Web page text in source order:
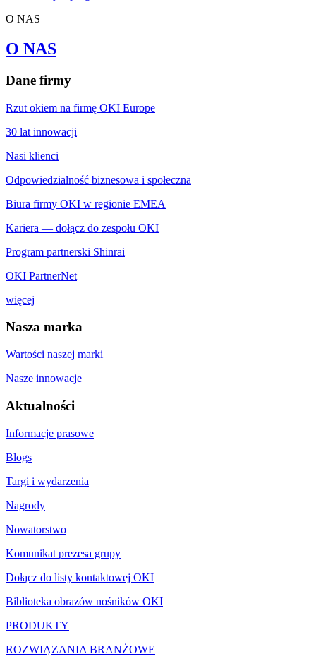
O NAS
O NAS
Dane firmy
Rzut okiem na firmę OKI Europe
30 lat innowacji
Nasi klienci
Odpowiedzialność biznesowa i społeczna
Biura firmy OKI w regionie EMEA
Kariera — dołącz do zespołu OKI
Program partnerski Shinrai
OKI PartnerNet
więcej
Nasza marka
Wartości naszej marki
Nasze innowacje
Aktualności
Informacje prasowe
Blogs
Targi i wydarzenia
Nagrody
Nowatorstwo
Komunikat prezesa grupy
Dołącz do listy kontaktowej OKI
Biblioteka obrazów nośników OKI
PRODUKTY
ROZWIĄZANIA BRANŻOWE